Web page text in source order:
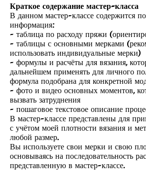
Краткое содержание мастер-класса
В данном мастер-классе содержится
информация:
- таблица по расходу пряжи
- таблицы с основными мерками
использовать индивидуальные мерки)
- формулы и расчёты для вязания,
дальнейшем применять для личного
формула подобрана для конкретной
- фото и видео основных моментов,
вызвать затруднения
- пошаговое текстовое описание
В мастер-классе представлены для
с учётом моей плотности вязания и
любой размер.
Вы используете свои мерки и свою
основываясь на последовательность
представленную в мастер-классе.